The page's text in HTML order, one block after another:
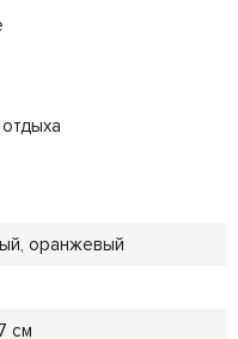
оранжевый
см